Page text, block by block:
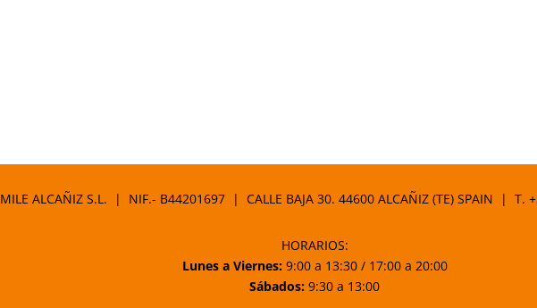
MILE ALCAÑIZ S.L. | NIF.- B44201697 | CALLE BAJA 30. 44600 ALCAÑIZ (TE) SPAIN | T.
HORARIOS:
Lunes a Viernes:9:00 a 13:30 / 17:00 a 20:00
Sábados: 9:30 a 13:00